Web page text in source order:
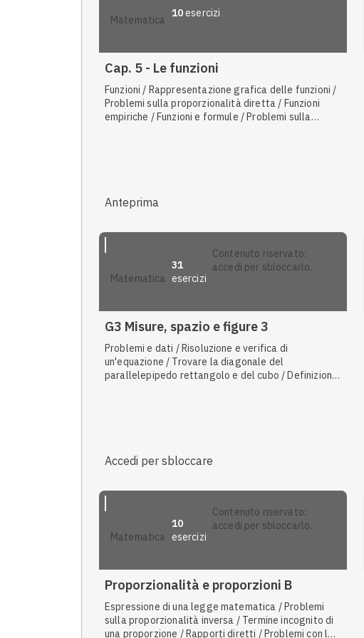
matematica
10esercizi
Cap. 5 - Le funzioni
Funzioni / Rappresentazione grafica delle funzioni /
Problemi sulla proporzionalità diretta / Funzioni
empiriche / Funzioni e formule / Problemi sulla
Anteprima
matematica
31
esercizi
contenuto riservato:
accedi per sbloccarlo.
G3 Misure, spazio e figure 3
Problemi e dati / Risoluzione e verifica di
un'equazione / Trovare la diagonale del
parallelepipedo rettangolo e del cubo / Definizione
di frazione / Equazione della retta / Strategie per
risolvere problemi / Volume del cubo / Forma
Volume del cilindro / Regole della probabilità /
Trasformare una frazione in percentuale / Misure di
massa / Operazioni con le misure / Misure di volume
/ Il principio di equiscomponibilità / Lunghezza della
Accedi per sbloccare
matematica
10
esercizi
contenuto riservato:
accedi per sbloccarlo.
Proporzionalità e proporzioni B
Espressione di una legge matematica / Problemi
sulla proporzionalità inversa / Termine incognito di
una proporzione / Rapporti diretti / Problemi con le